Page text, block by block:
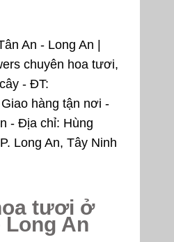
An - Long An |
chuyên hoa tươi,
- ĐT:
hàng tận nơi -
- Địa chỉ: Hùng
Long An, Tây Ninh
tươi ở
Long An